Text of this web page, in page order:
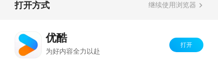
打开方式 继续使用浏览器
优酷
为好内容全力以赴
打开